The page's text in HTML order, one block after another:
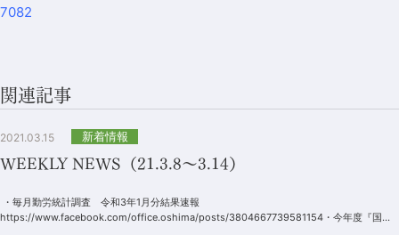
7082
関連記事
2021.03.15 新着情報
WEEKLY NEWS（21.3.8～3.14）
・毎月勤労統計調査 令和3年1月分結果速報
https://www.facebook.com/office.oshima/posts/3804667739581154・今年度『国民